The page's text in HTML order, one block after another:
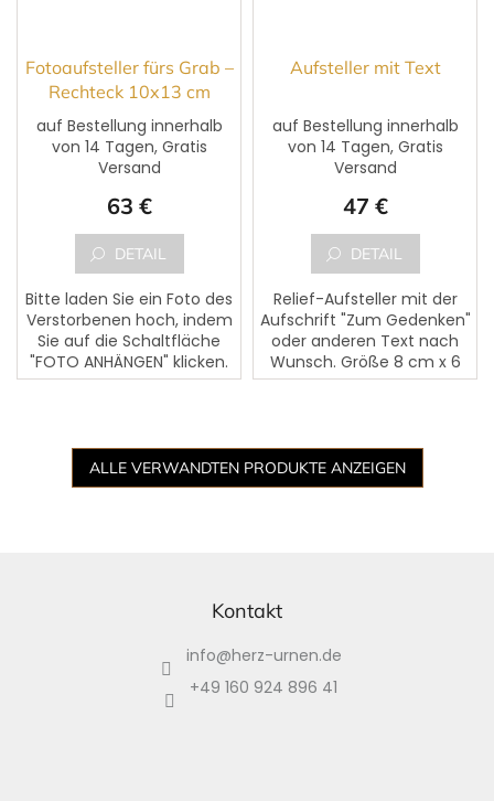
Fotoaufsteller fürs Grab –
Rechteck 10x13 cm
auf Bestellung innerhalb
von 14 Tagen, Gratis
Versand
63 €
DETAIL
Bitte laden Sie ein Foto des
Verstorbenen hoch, indem
Sie auf die Schaltfläche
"FOTO ANHÄNGEN" klicken.
Dem Foto kann ein Text
Aufsteller mit Text
auf Bestellung innerhalb
von 14 Tagen, Gratis
Versand
47 €
DETAIL
Relief-Aufsteller mit der
Aufschrift "Zum Gedenken"
oder anderen Text nach
Wunsch. Größe 8 cm x 6
cm.
ALLE VERWANDTEN PRODUKTE ANZEIGEN
Kontakt
info@herz-urnen.de
+49 160 924 896 41